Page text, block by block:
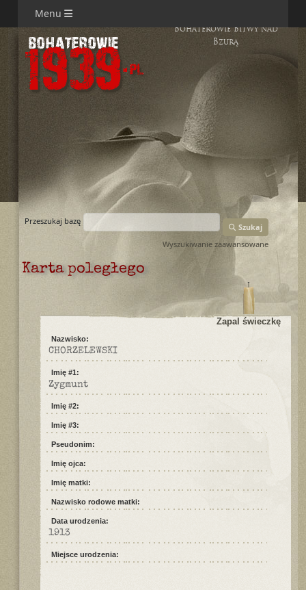
Menu
Bohaterowie Bitwy nad
Bzurą
Przeszukaj bazę
Szukaj
Wyszukiwanie zaawansowane
Karta poległego
Zapal świeczkę
Nazwisko:
CHORZELEWSKI
Imię #1:
Zygmunt
Imię #2:
Imię #3:
Pseudonim:
Imię ojca:
Imię matki:
Nazwisko rodowe matki:
Data urodzenia:
1913
Miejsce urodzenia: